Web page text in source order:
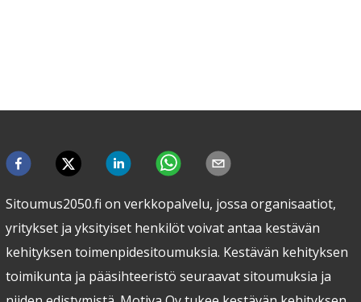
Sitoumus2050.fi on verkkopalvelu, jossa organisaatiot,
yritykset ja yksityiset henkilöt voivat antaa kestävän
kehityksen toimenpidesitoumuksia. Kestävän kehityksen
toimikunta ja pääsihteeristö seuraavat sitoumuksia ja